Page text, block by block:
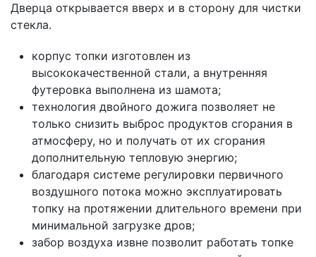
Дверца открывается вверх и в сторону для чистки
стекла.
корпус топки изготовлен из
высококачественной стали, а внутренняя
футеровка выполнена из шамота;
технология двойного дожига позволяет не
только снизить выброс продуктов сгорания в
атмосферу, но и получать от их сгорания
дополнительную тепловую энергию;
благодаря системе регулировки первичного
воздушного потока можно эксплуатировать
топку на протяжении длительного времени при
минимальной загрузке дров;
забор воздуха извне позволит работать топке